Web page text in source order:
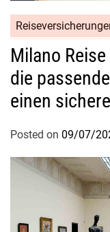
Milano
die
einen
Posted on 09/07/